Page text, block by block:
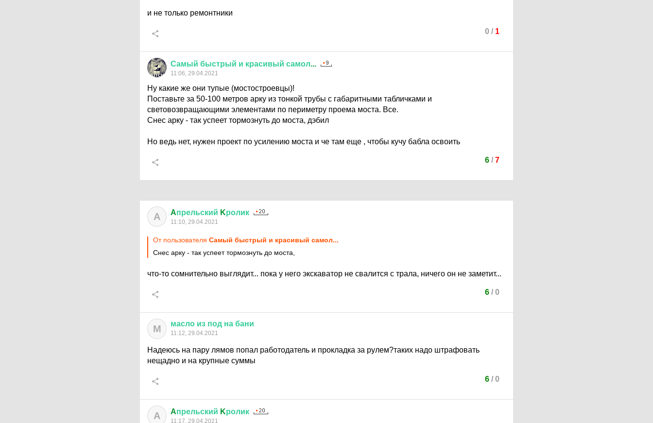
и не только ремонтники
0 / 1
Самый быстрый и красивый самол...
11:06, 29.04.2021
Ну какие же они тупые (мостостроевцы)!
Поставьте за 50-100 метров арку из тонкой трубы с габаритными табличками и
световозвращающими элементами по периметру проема моста. Все.
Снес арку - так успеет тормознуть до моста, дэбил
Но ведь нет, нужен проект по усилению моста и че там еще , чтобы кучу бабла освоить
6/ 7
A Aпрельский Kролик
11:10, 29.04.2021
От пользователя Самый быстрый и красивый самол...
Снес арку - так успеет тормознуть до моста,
что-то сомнительно выглядит... пока у него экскаватор не свалится с трала, ничего он не заметит...
6/ 0
М масло из под на бани
11:12, 29.04.2021
Надеюсь на пару лямов попал работодатель и прокладка за рулем?таких надо штрафовать
нещадно и на крупные суммы
6/ 0
A Aпрельский Kролик
11:17, 29.04.2021